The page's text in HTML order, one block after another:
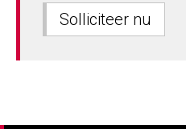
Solliciteer nu